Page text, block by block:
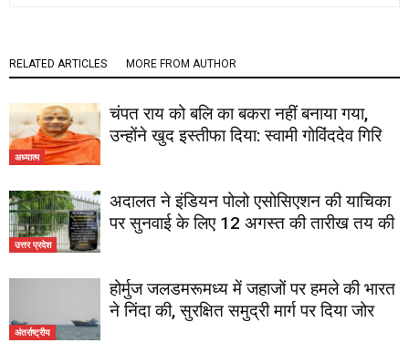
RELATED ARTICLES MORE FROM AUTHOR
अध्यात्म
चंपत राय को बलि का बकरा नहीं बनाया गया,
उन्होंने खुद इस्तीफा दिया: स्वामी गोविंददेव गिरि
उत्तर प्रदेश
अदालत ने इंडियन पोलो एसोसिएशन की याचिका
पर सुनवाई के लिए 12 अगस्त की तारीख तय की
अंतर्राष्ट्रीय
होर्मुज जलडमरूमध्य में जहाजों पर हमले की भारत
ने निंदा की, सुरक्षित समुद्री मार्ग पर दिया जोर